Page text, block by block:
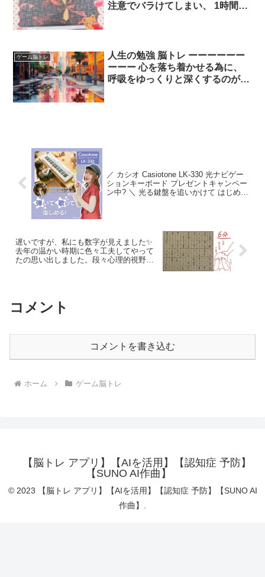
注意でバラけてしまい、 1時間掛
した? パズルはほんと久しぶり！
脳トレになりますね！！
ゲーム脳トレ
人生の勉強 脳トレ ーーーーーー
ーーー 心を落ち着かせる為に、
呼吸をゆっくりと深くするのがい
／ カシオ Casiotone LK-330 光ナビゲー
ションキーボード プレゼントキャンペー
ン中? ＼ 光る鍵盤を追いかけて はじめて
遅いですが、私にも数字が見えました✨
去年の温かい時期に色々工夫してやって
たの思い出しました。段々心理的視野狭
コメント
コメントを書き込む
ホーム ゲーム脳トレ
【脳トレ アプリ】【AIを活用】【認知症 予防】
【SUNO AI作曲】
© 2023 【脳トレ アプリ】【AIを活用】【認知症 予防】【SUNO AI
作曲】.